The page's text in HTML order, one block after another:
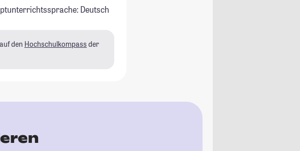
Deutsch
den Hochschulkompass der